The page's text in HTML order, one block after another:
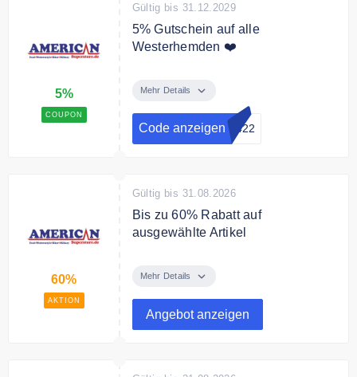
5%
COUPON
Gültig bis 31.12.2029
5% Gutschein auf alle
Westerhemden ❤️
Rabatt auf alle Westerhemden.
Bedingungen
Der Gutschein ist nicht mit
Mehr Details
Code anzeigen 0422
60%
AKTION
Gültig bis 31.08.2026
Bis zu 60% Rabatt auf
ausgewählte Artikel
American Superstore und spare
Lifestyle Produkte.
Mehr Details
Angebot anzeigen